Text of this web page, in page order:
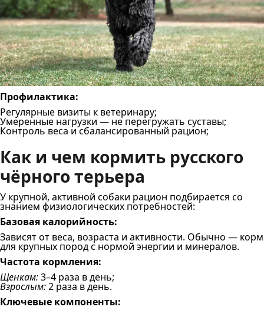
Профилактика:
Регулярные визиты к ветеринару;
Умеренные нагрузки — не перегружать суставы;
Контроль веса и сбалансированный рацион;
Как и чем кормить русского
чёрного терьера
У крупной, активной собаки рацион подбирается со
знанием физиологических потребностей:
Базовая калорийность:
Зависят от веса, возраста и активности. Обычно — корм
для крупных пород с нормой энергии и минералов.
Частота кормления:
Щенкам:3–4 раза в день;
Взрослым:2 раза в день.
Ключевые компоненты: